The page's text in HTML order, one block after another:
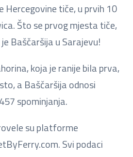
Hercegovine tiče, u prvih 10
Što se prvog mjesta tiče,
Baščaršija u Sarajevu!
koja je ranije bila prva,
a Baščaršija odnosi
spominjanja.
su platforme
Svi podaci